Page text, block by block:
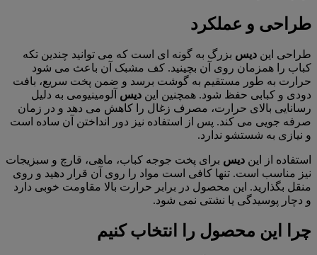
طراحی و عملکرد
طراحی این دیس بزرگ به گونه ای است که می توانید چندین تکه
کباب را همزمان روی آن بچینید. کف مشبک آن باعث می شود
حرارت به طور مستقیم به گوشت برسد و ضمن پخت سریع، بافت
دودی و کبابی حفظ شود. همچنین این دیس آلومینیومی به دلیل
رسانایی بالای حرارت، مصرف زغال را کاهش می دهد و در زمان
صرفه جویی می کند. پس از استفاده نیز دور انداختن آن ساده است
و نیازی به شستشو ندارد.
استفاده از این دیس برای پخت جوجه کباب، ماهی، قارچ و سبزیجات
نیز مناسب است. تنها کافی است مواد را روی آن قرار دهید و روی
منقل بگذارید. این محصول در برابر حرارت بالا مقاومت خوبی دارد
و دچار پوسیدگی یا نشتی نمی شود.
چرا این محصول را انتخاب کنیم